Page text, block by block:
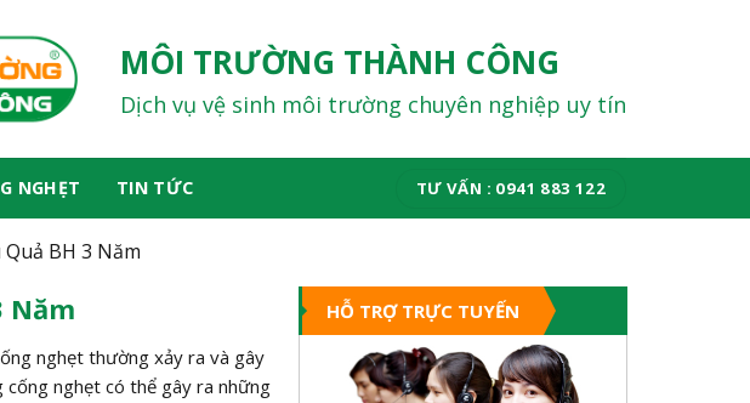
MÔI TRƯỜNG THÀNH CÔNG
Dịch vụ vệ sinh môi trường chuyên nghiệp uy tín
NGHẸT TIN TỨC TƯ VẤN : 0941 883 122
BH 3 Năm
Năm
nghẹt thường xảy ra và gây
nghẹt có thể gây ra những
HỖ TRỢ TRỰC TUYẾN